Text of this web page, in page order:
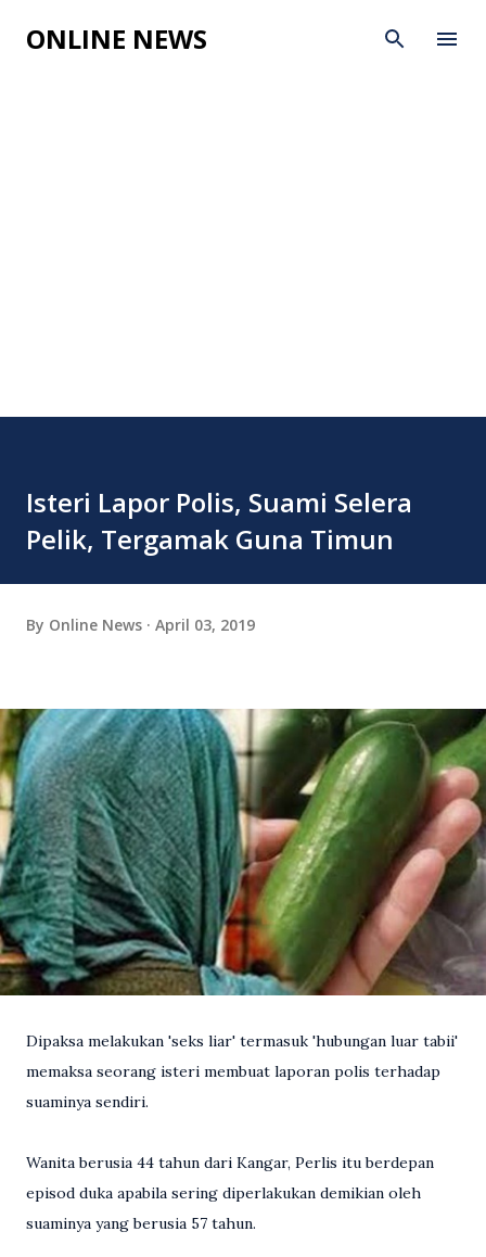
Skip to main content
ONLINE NEWS
Isteri Lapor Polis, Suami Selera
Pelik, Tergamak Guna Timun
By Online News April 03, 2019
Dipaksa melakukan 'seks liar' termasuk 'hubungan luar tabii'
memaksa seorang isteri membuat laporan polis terhadap
suaminya sendiri.
Wanita berusia 44 tahun dari Kangar, Perlis itu berdepan
episod duka apabila sering diperlakukan demikian oleh
suaminya yang berusia 57 tahun.